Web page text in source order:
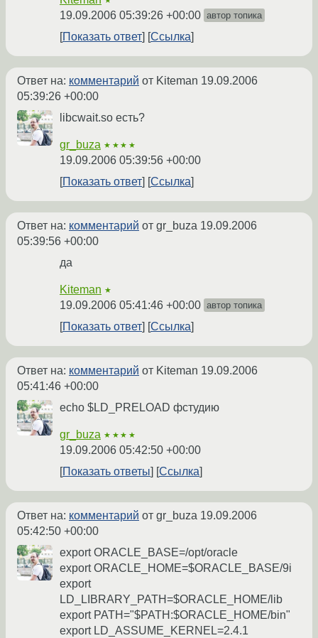
19.09.2006 05:39:26 +00:00 автор топика
Показать ответ Ссылка
Ответ на: комментарий от Kiteman 19.09.2006
05:39:26 +00:00
libcwait.so есть?
gr_buza ★★★★
19.09.2006 05:39:56 +00:00
Показать ответ
Ссылка
Ответ на: комментарий от gr_buza 19.09.2006
05:39:56 +00:00
да
Kiteman ★
19.09.2006 05:41:46 +00:00 автор топика
Показать ответ Ссылка
Ответ на: комментарий от Kiteman 19.09.2006
05:41:46 +00:00
echo $LD_PRELOAD фстудию
gr_buza ★★★★
19.09.2006 05:42:50 +00:00
Показать ответы
Ссылка
Ответ на: комментарий от gr_buza 19.09.2006
05:42:50 +00:00
export ORACLE_BASE=/opt/oracle
export ORACLE_HOME=$ORACLE_BASE/9i
export
LD_LIBRARY_PATH=$ORACLE_HOME/lib
export PATH="$PATH:$ORACLE_HOME/bin"
export LD_ASSUME_KERNEL=2.4.1